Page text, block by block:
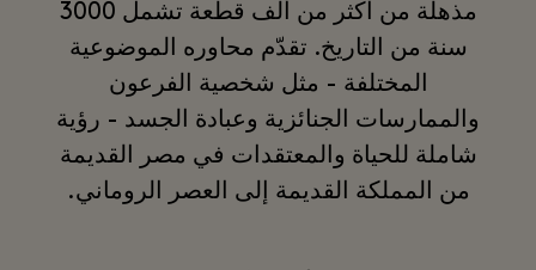
مذهلة من أكثر من ألف قطعة تشمل 3000
سنة من التاريخ. تقدّم محاوره الموضوعية
المختلفة - مثل شخصية الفرعون
والممارسات الجنائزية وعبادة الجسد - رؤية
شاملة للحياة والمعتقدات في مصر القديمة
من المملكة القديمة إلى العصر الروماني.